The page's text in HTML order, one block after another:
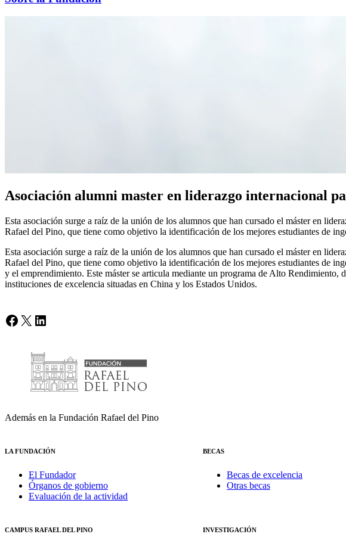
Asociación alumni master en liderazgo internacional
Esta asociación surge a raíz de la unión de los alumnos que han cursado el máster en
Rafael del Pino, que tiene como objetivo la identificación de los mejores estudiantes de
Esta asociación surge a raíz de la unión de los alumnos que han cursado el máster en
Rafael del Pino, que tiene como objetivo la identificación de los mejores estudiantes de
y el emprendimiento. Este máster se articula mediante un programa de Alto
instituciones de excelencia situadas en China y los Estados Unidos.
Facebook
X LinkedIn
Además en la Fundación Rafael del Pino
LA FUNDACIÓN
El Fundador
Órganos de gobierno
Evaluación de la actividad
BECAS
Becas de excelencia
Otras becas
CAMPUS RAFAEL DEL PINO INVESTIGACIÓN